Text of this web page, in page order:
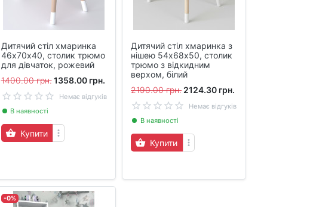
Дитячий стіл хмаринка
46х70х40, столик трюмо
для дівчаток, рожевий
1400.00 грн. 1358.00 грн.
Немає відгуків
В наявності
Купити
Дитячий стіл хмаринка з
нішею 54х68х50, столик
трюмо з відкидним
верхом, білий
2190.00 грн. 2124.30 грн.
Немає відгуків
В наявності
Купити
-0%